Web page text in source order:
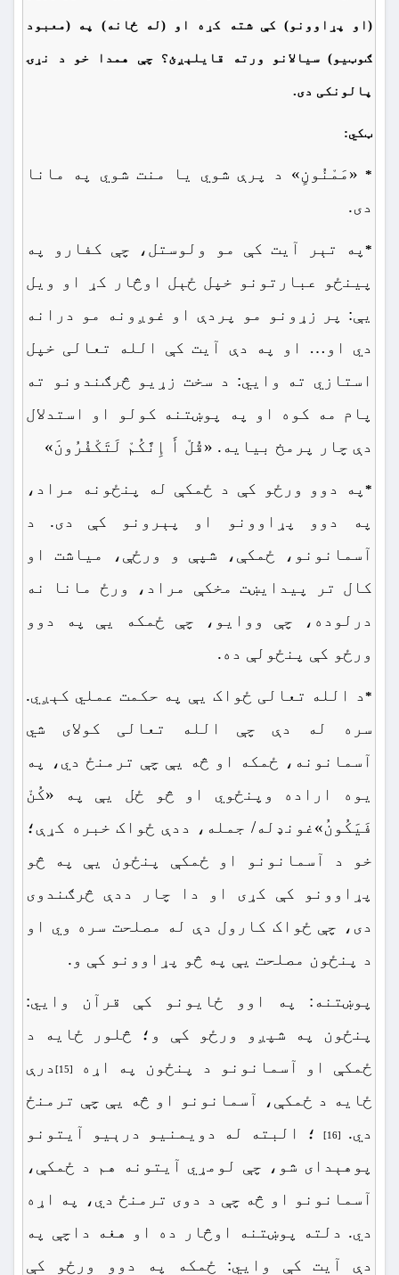
(او پړاوونو) کې شته کړه او (له ځانه) په (معبود
ګوټیو) سيالانو ورته قايلېږئ؟ چې همدا خو د نړۍ
پالونکی دى.
ټکي:
* «مَمْنُونٍ» د پرې شوي یا منت شوي په مانا
دی.
* په تېر آیت کې مو ولوستل، چې کفارو په
پینځو عبارتونو خپل ځېل اوڅار کړ او ویل
یې: پر زړونو مو پردې او غوږونه مو درانه
دي او… او په دې آیت کې الله تعالی خپل
استازي ته وايي: د سخت زړیو څرګندونو ته
پام مه کوه او په پوښتنه کولو او استدلال
دې چار پرمخ بیایه. «قُلْ أَ إِنَّکُمْ لَتَکْفُرُونَ»
* په دوو ورځو کې د ځمکې له پنځونه مراد،
په دوو پړاوونو او پېرونو کې دی. د
آسمانونو، ځمکې، شپې و ورځې، میاشت او
کال تر پیدایښت مخکې مراد، ورځ مانا نه
درلوده، چې ووایو، چې ځمکه یې په دوو
ورځو کې پنځولې ده.
*د الله تعالی ځواک یې په حکمت عملي کېږي.
سره له دې چې الله تعالی کولای شي
آسمانونه، ځمکه او څه یې چې ترمنځ دي، په
یوه اراده وپنځوي او څو ځل یې په «کُنْ
فَیَکُونُ»غونډله/ جمله، ددې ځواک خبره کړې؛
خو د آسمانونو او ځمکې پنځون یې په څو
پړاوونو کې کړی او دا چار ددې څرګندوی
دی، چې ځواک کارول دې له مصلحت سره وي او
د پنځون مصلحت یې په څو پړاوونو کې و.
پوښتنه: په اوو ځایونو کې قرآن وايي:
پنځون په شپږو ورځو کې و؛ څلور ځایه د
ځمکې او آسمانونو د پنځون په اړه
[15]
درې
ځایه د ځمکې، آسمانونو او څه یې چې ترمنځ
دي.
[16]
؛ البته له دویمنیو درېیو آیتونو
پوهېدای شو، چې لومړي آیتونه هم د ځمکې،
آسمانونو او څه چې د دوی ترمنځ دي، په اړه
دي. دلته پوښتنه اوڅار ده او هغه داچې په
دې آیت کې وايي: ځمکه په دوو ورځو کې